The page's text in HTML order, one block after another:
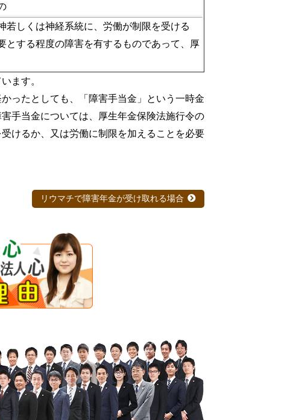
若しくは神経系統に、労働が制限を受ける
とする程度の障害を有するものであって、厚
ます。
ったとしても、「障害手当金」という一時金
手当金については、厚生年金保険法施行令の
けるか、又は労働に制限を加えることを必要
リウマチで障害年金が受け取れる場合